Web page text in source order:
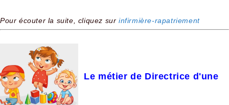
Pour écouter la suite, cliquez surinfirmière-rapatriement
Le métier de Directrice d'une